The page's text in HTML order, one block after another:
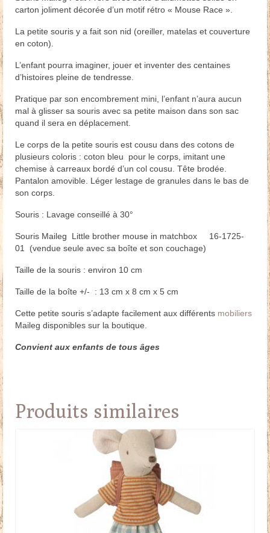
carton joliment décorée d’un motif rétro « Mouse Race ».
La petite souris y a fait son nid (oreiller, matelas et couverture
en coton).
L’enfant pourra imaginer, jouer et inventer des centaines
d’histoires pleine de tendresse.
Pratique par son encombrement mini, l’enfant n’aura aucun
mal à glisser sa souris avec sa petite maison dans son sac
quand il sera en déplacement.
Le corps de la petite souris est cousu dans des cotons de
plusieurs coloris : coton bleu pour le corps, imitant une
chemise à carreaux bordé d’un col cousu. Tête brodée.
Pantalon amovible. Léger lestage de granules dans le bas de
son corps.
Souris : Lavage conseillé à 30°
Souris Maileg Little brother mouse in matchbox 16-1725-
01 (vendue seule avec sa boîte et son couchage)
Taille de la souris : environ 10 cm
Taille de la boîte +/- : 13 cm x 8 cm x 5 cm
Cette petite souris s’adapte facilement aux différents mobiliers
Maileg disponibles sur la boutique.
Convient aux enfants de tous âges
Produits similaires